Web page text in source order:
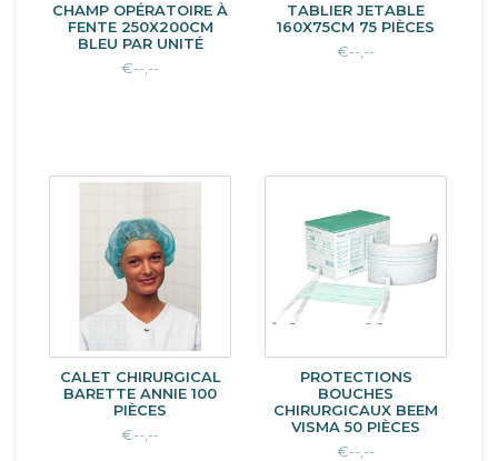
CHAMP OPÉRATOIRE À
FENTE 250X200CM
BLEU PAR UNITÉ
€--,--
TABLIER JETABLE
160X75CM 75 PIÈCES
€--,--
CALET CHIRURGICAL
BARETTE ANNIE 100
PIÈCES
€--,--
PROTECTIONS
BOUCHES
CHIRURGICAUX BEEM
VISMA 50 PIÈCES
€--,--